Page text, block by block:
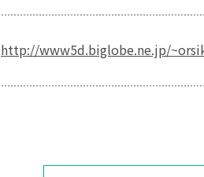
http://www5d.biglobe.ne.jp/